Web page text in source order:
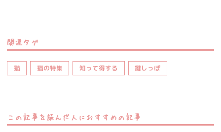
関連タグ
猫 猫の特集 知って得する 鍵しっぽ
この記事を読んだ人におすすめの記事